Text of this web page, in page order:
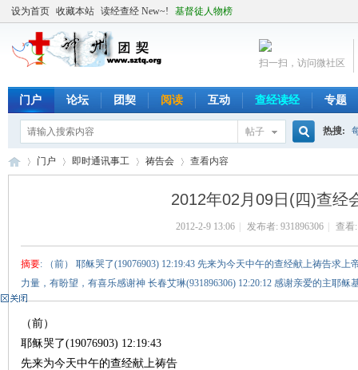
设为首页 收藏本站 读经查经 New~! 基督徒人物榜
扫一扫，访问微社区
门户 论坛 团契 阅读 互动 查经读经 专题
帖子
索
热搜:
门户 即时通讯事工 祷告会
›
查看内容
2012年02月09日(四)查经
2012-2-9 13:06 发布者: 931896306 查看
摘要: （前） 耶稣哭了(19076903) 12:19:43 先来为今天中午的查经献上祷告求
力量，有盼望，有喜乐感谢神 长春艾琳(931896306) 12:20:12 感谢亲爱的主耶稣
（前）
耶稣哭了(19076903) 12:19:43
先来为今天中午的查经献上祷告